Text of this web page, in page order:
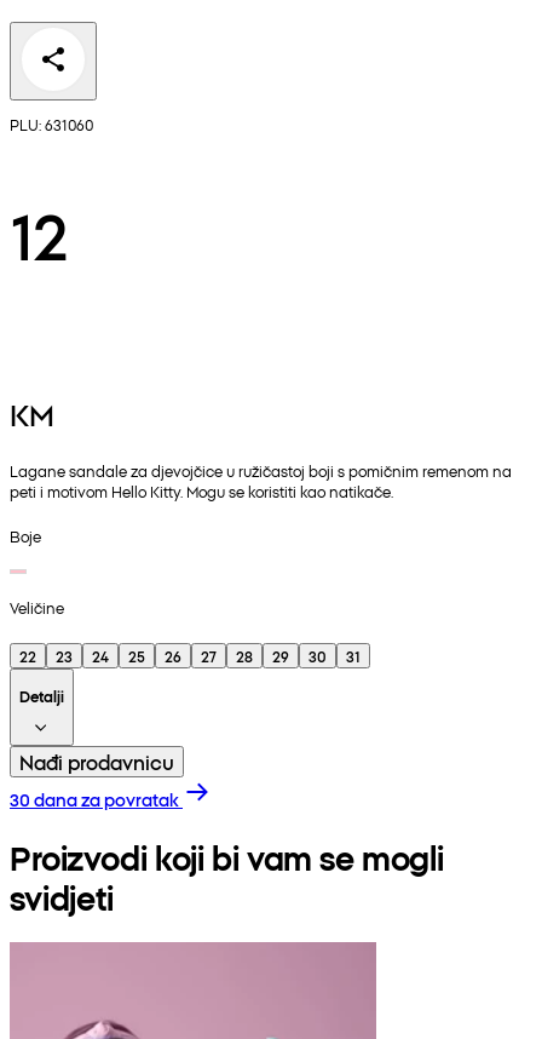
PLU: 631060
12
KM
Lagane sandale za djevojčice u ružičastoj boji s pomičnim remenom na
peti i motivom Hello Kitty. Mogu se koristiti kao natikače.
Boje
Veličine
22 23 24 25 26 27 28 29 30
31
Detalji
Nađi prodavnicu
30 dana za povratak
Proizvodi koji bi vam se mogli
svidjeti